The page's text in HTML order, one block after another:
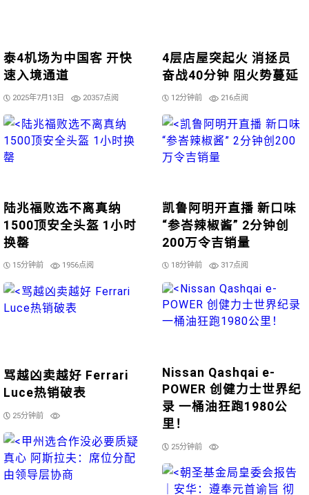
泰4机场为中国客 开快
速入境通道
2025年7月13日 20357点阅
4层店屋突起火 消拯员
奋战40分钟 阻火势蔓延
12分钟前 216点阅
陆兆福败选不离真纳
1500顶安全头盔 1小时
换罄
15分钟前 1956点阅
凯鲁阿明开直播 新口味
“参峇辣椒酱” 2分钟创
200万令吉销量
18分钟前 317点阅
骂越凶卖越好 Ferrari
Luce热销破表
25分钟前
Nissan Qashqai e-
POWER 创健力士世界纪
录 一桶油狂跑1980公
里！
25分钟前